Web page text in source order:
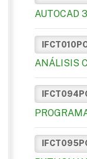
AUTOCAD
ANÁLISIS